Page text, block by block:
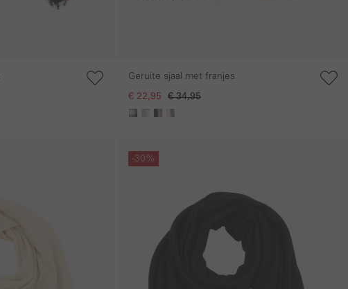
Geruite sjaal met franjes
€ 22,95 € 34,95
-30%